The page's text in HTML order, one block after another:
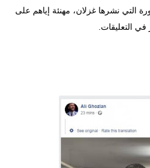
التي نشرها غزلان، مهنئة إياهم على
في التعليقات.